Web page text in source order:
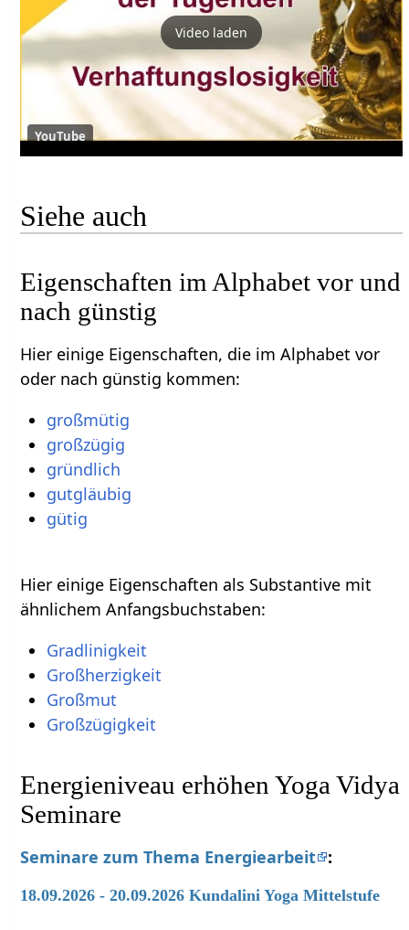
Video laden
YouTube
Siehe auch
Eigenschaften im Alphabet vor und
nach günstig
Hier einige Eigenschaften, die im Alphabet vor
oder nach günstig kommen:
großmütig
großzügig
gründlich
gutgläubig
gütig
Hier einige Eigenschaften als Substantive mit
ähnlichem Anfangsbuchstaben:
Gradlinigkeit
Großherzigkeit
Großmut
Großzügigkeit
Energieniveau erhöhen Yoga Vidya
Seminare
Seminare zum Thema Energiearbeit :
18.09.2026 - 20.09.2026 Kundalini Yoga Mittelstufe